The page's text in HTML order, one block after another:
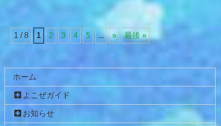
1 / 8 1 2 3 4 5 ... »
最後 »
ン
文
の
へ
ホーム
よこぜガイド
お知らせ